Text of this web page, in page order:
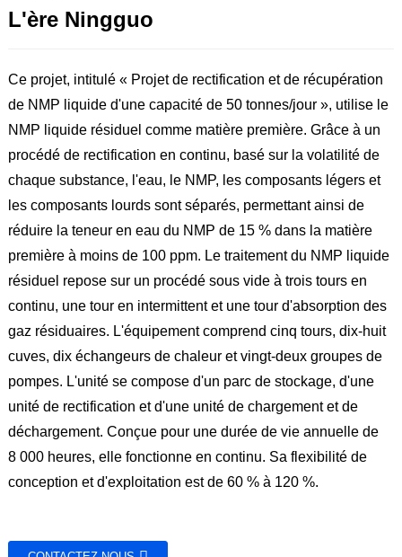
L'ère Ningguo
Ce projet, intitulé « Projet de rectification et de récupération
de NMP liquide d'une capacité de 50 tonnes/jour », utilise le
NMP liquide résiduel comme matière première. Grâce à un
procédé de rectification en continu, basé sur la volatilité de
chaque substance, l'eau, le NMP, les composants légers et
les composants lourds sont séparés, permettant ainsi de
réduire la teneur en eau du NMP de 15 % dans la matière
première à moins de 100 ppm. Le traitement du NMP liquide
résiduel repose sur un procédé sous vide à trois tours en
continu, une tour en intermittent et une tour d'absorption des
gaz résiduaires. L'équipement comprend cinq tours, dix-huit
cuves, dix échangeurs de chaleur et vingt-deux groupes de
pompes. L'unité se compose d'un parc de stockage, d'une
unité de rectification et d'une unité de chargement et de
déchargement. Conçue pour une durée de vie annuelle de
8 000 heures, elle fonctionne en continu. Sa flexibilité de
conception et d'exploitation est de 60 % à 120 %.